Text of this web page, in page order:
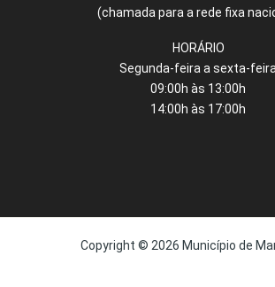
(chamada para a rede fixa
HORÁRIO
Segunda-feira a sexta-feira
09:00h às 13:00h
14:00h às 17:00h
Copyright © 2026 Município de